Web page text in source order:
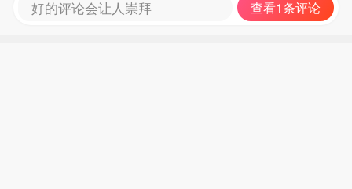
好的评论会让人崇拜 查看1条评论